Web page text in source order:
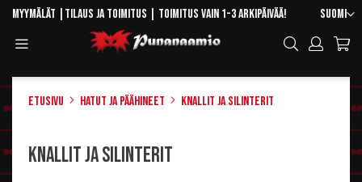
Skip
Content
Kieli
Suomi
Myymälät Tilaus ja toimitus | Toimitus vain 1-3 arkipäivää!
Hae
Etusivu Hatut ja päähineet Knallit ja silinterit
Knallit ja silinterit